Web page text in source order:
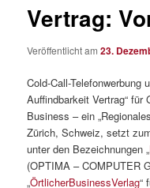
Vertrag:
Veröffentlicht am23.
Cold-Call-Telefonwerbung
Auffindbarkeit Vertrag“ für
Business – ein
Zürich, Schweiz, setzt
unter den Bezeichnungen „
(OPTIMA – COMPUTER
„ÖrtlicherBusinessVerlag“